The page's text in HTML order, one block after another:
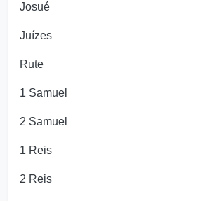
Josué
Juízes
Rute
1 Samuel
2 Samuel
1 Reis
2 Reis